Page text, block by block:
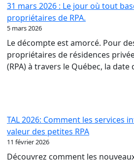
et
l’opacité,
amies
des
fraudeurs
31 mars 2026 : Le jour où tout
propriétaires de RPA.
5 mars 2026
Le décompte est amorcé. Pour
propriétaires de résidences
(RPA) à travers le Québec, la date
TAL 2026: Comment les services
valeur des petites RPA
11 février 2026
Découvrez comment les